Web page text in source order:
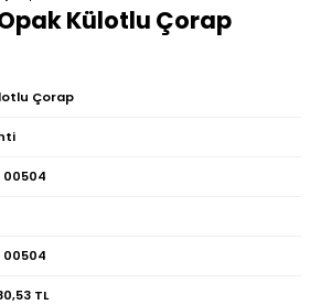
Külotlu Çorap
Çorap
00504
00504
TL